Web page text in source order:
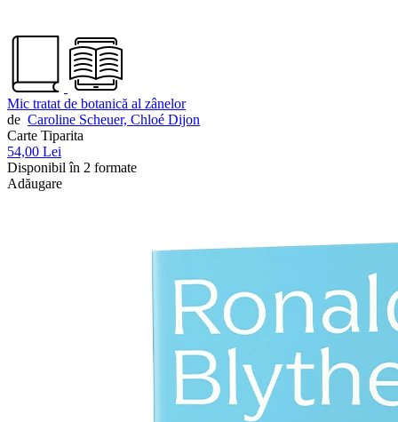
Mic tratat de botanică al zânelor
de Caroline Scheuer, Chloé Dijon
Carte Tiparita
54,00 Lei
Disponibil în 2 formate
Adăugare